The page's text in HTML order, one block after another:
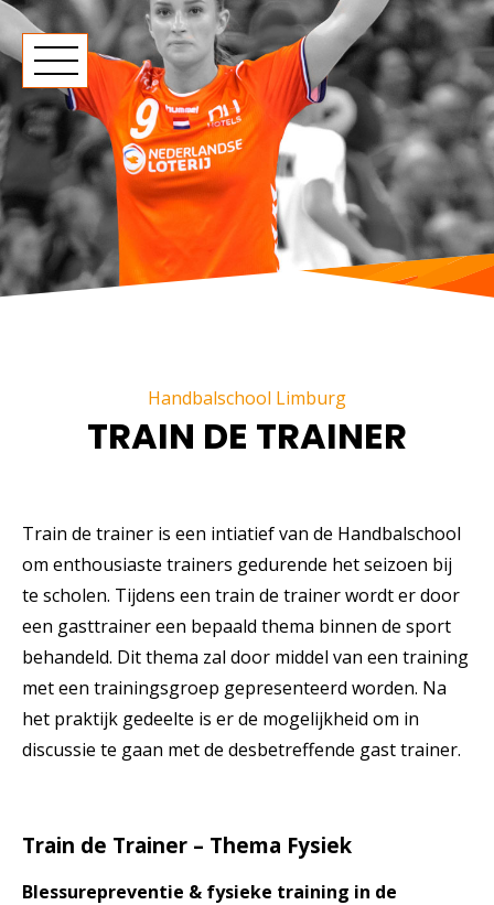
Handbalschool Limburg
TRAIN DE TRAINER
Train de trainer is een intiatief van de Handbalschool
om enthousiaste trainers gedurende het seizoen bij
te scholen. Tijdens een train de trainer wordt er door
een gasttrainer een bepaald thema binnen de sport
behandeld. Dit thema zal door middel van een training
met een trainingsgroep gepresenteerd worden. Na
het praktijk gedeelte is er de mogelijkheid om in
discussie te gaan met de desbetreffende gast trainer.
Train de Trainer – Thema Fysiek
Blessurepreventie & fysieke training in de